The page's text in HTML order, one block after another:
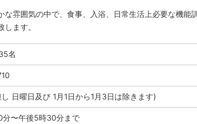
雰囲気の中で、食事、入浴、日常生活上必要な機能
ます。
名
日曜日及び 1月1日から1月3日は除きます)
〜午後5時30分まで